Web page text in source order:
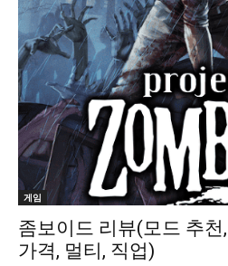
게임
좀보이드 리뷰(모드 추천
가격, 멀티, 직업)